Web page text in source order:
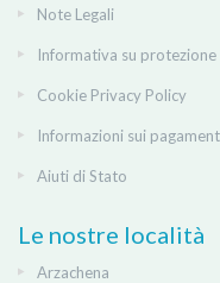
Note Legali
Informativa su
Cookie Privacy Policy
Informazioni sui
Aiuti di Stato
Le nostre località
Arzachena